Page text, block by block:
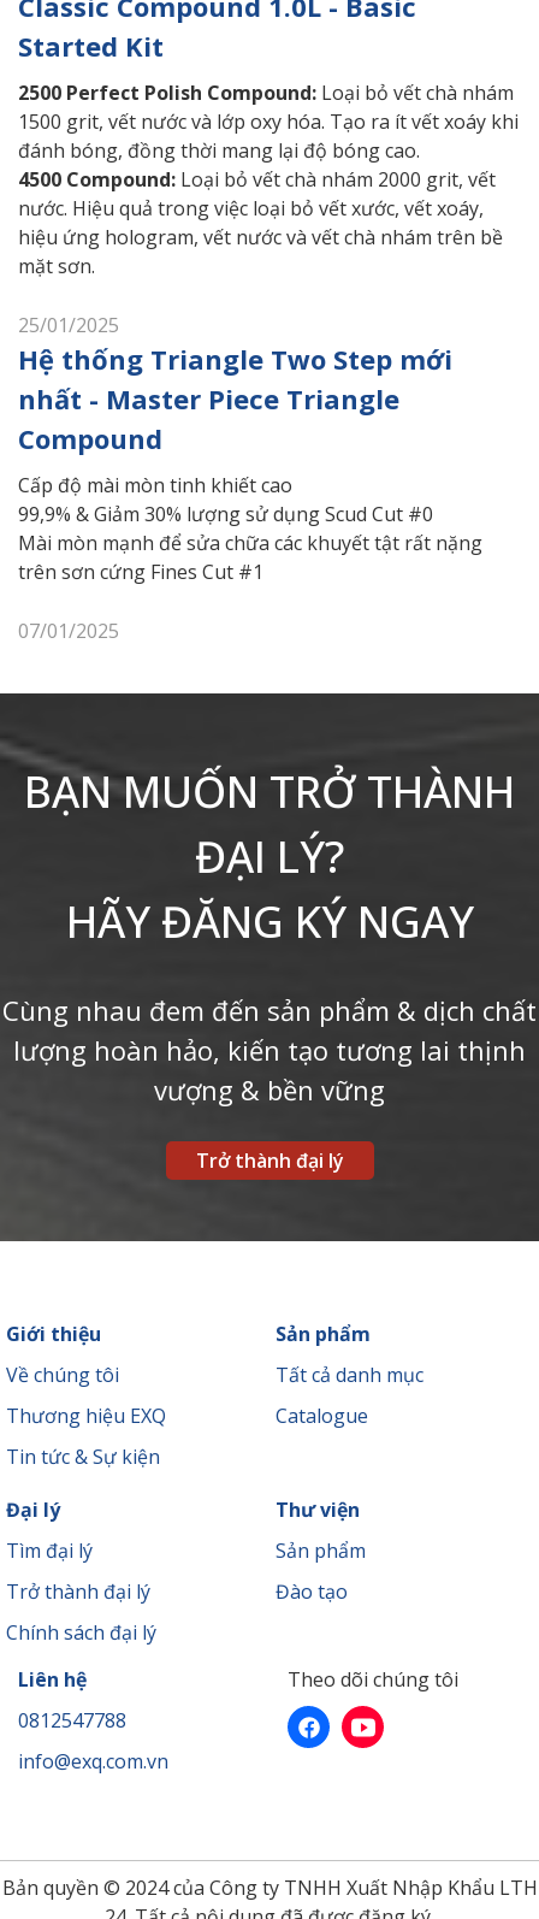
Started Kit
2500 Perfect Polish Compound: Loại bỏ vết chà nhám
1500 grit, vết nước và lớp oxy hóa. Tạo ra ít vết xoáy khi
đánh bóng, đồng thời mang lại độ bóng cao.
4500 Compound: Loại bỏ vết chà nhám 2000 grit, vết
nước. Hiệu quả trong việc loại bỏ vết xước, vết xoáy,
hiệu ứng hologram, vết nước và vết chà nhám trên bề
mặt sơn.
25/01/2025
Hệ thống Triangle Two Step mới
nhất - Master Piece Triangle
Compound
Cấp độ mài mòn tinh khiết cao
99,9% & Giảm 30% lượng sử dụng Scud Cut #0
Mài mòn mạnh để sửa chữa các khuyết tật rất nặng
trên sơn cứng Fines Cut #1
07/01/2025
BẠN MUỐN TRỞ THÀNH
ĐẠI LÝ?
HÃY ĐĂNG KÝ NGAY
Cùng nhau đem đến sản phẩm & dịch chất
lượng hoàn hảo, kiến tạo tương lai thịnh
vượng & bền vững
Trở thành đại lý
Giới thiệu
Về chúng tôi
Thương hiệu EXQ
Tin tức & Sự kiện
Sản phẩm
Tất cả danh mục
Catalogue
Đại lý
Tìm đại lý
Trở thành đại lý
Chính sách đại lý
Thư viện
Sản phẩm
Đào tạo
Liên hệ
0812547788
info@exq.com.vn
Theo dõi chúng tôi
Bản quyền © 2024 của Công ty TNHH Xuất Nhập Khẩu LTH